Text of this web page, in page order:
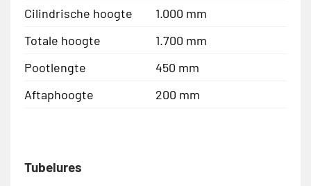
Cilindrische hoogte
1.000 mm
Totale hoogte
1.700 mm
Pootlengte
450 mm
Aftaphoogte
200 mm
Tubelures